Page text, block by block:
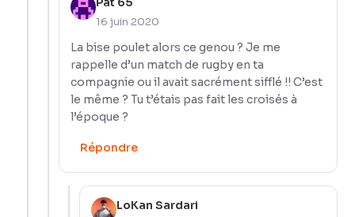
16 juin 2020
La bise poulet alors ce genou ? Je me
rappelle d’un match de rugby en ta
compagnie ou il avait sacrément sifflé !! C’est
le même ? Tu t’étais pas fait les croisés à
l’époque ?
Répondre
LoKan Sardari